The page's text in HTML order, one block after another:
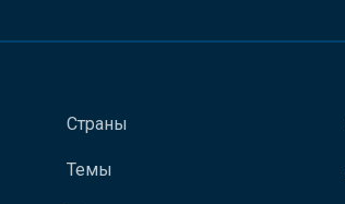
Страны
Темы